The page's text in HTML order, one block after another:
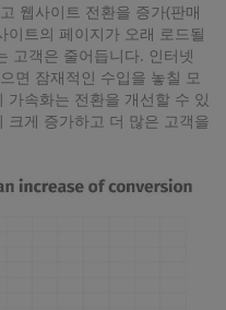
웹사이트 전환을 증가(판매
이트의 페이지가 오래 로드될
고객은 줄어듭니다. 인터넷
면 잠재적인 수입을 놓칠 모
속화는 전환을 개선할 수 있
크게 증가하고 더 많은 고객을